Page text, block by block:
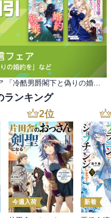
注目新刊 配信フェア 「冷酷男爵閣下と偽りの婚約を」など
ランキング
2位
今週入荷 新着